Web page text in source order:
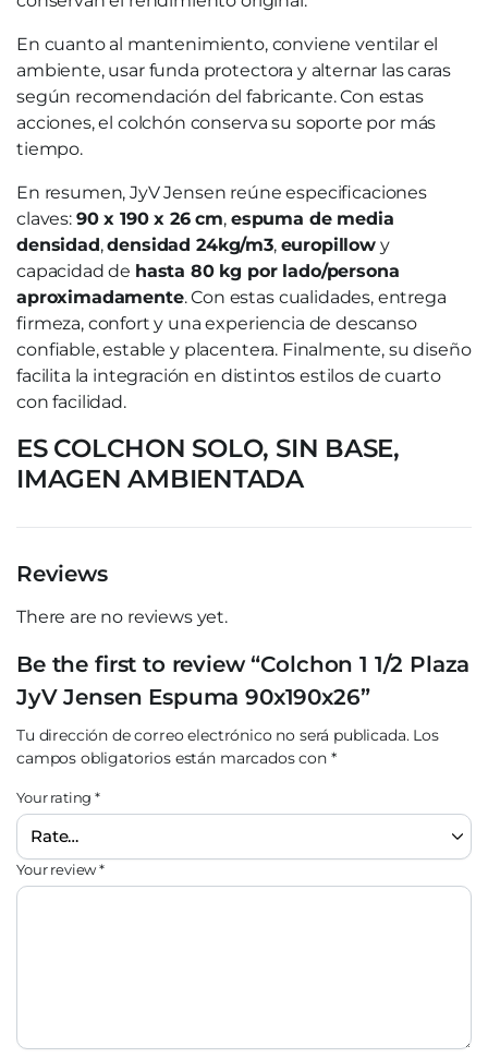
En cuanto al mantenimiento, conviene ventilar el
ambiente, usar funda protectora y alternar las caras
según recomendación del fabricante. Con estas
acciones, el colchón conserva su soporte por más
tiempo.
En resumen, JyV Jensen reúne especificaciones
claves: 90 x 190 x 26 cm, espuma de media
densidad,densidad 24kg/m3, europillowy
capacidad de hasta 80 kg por lado/persona
aproximadamente. Con estas cualidades, entrega
firmeza, confort y una experiencia de descanso
confiable, estable y placentera. Finalmente, su diseño
facilita la integración en distintos estilos de cuarto
con facilidad.
ES COLCHON SOLO, SIN BASE,
IMAGEN AMBIENTADA
Reviews
There are no reviews yet.
Be the first to review “Colchon 1 1/2 Plaza
JyV Jensen Espuma 90x190x26”
Tu dirección de correo electrónico no será publicada. Los
campos obligatorios están marcados con *
Your rating*
Your review*